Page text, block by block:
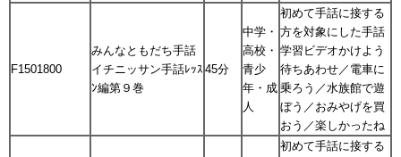
F1501800
みんなともだち手話
イチニッサン手話ﾚｯｽ
ﾝ編第９巻
45分
中学・
高校・
青少
年・成
人
初めて手話に接する
方を対象にした手話
学習ビデオかけよう
待ちあわせ／電車に
乗ろう／水族館で遊
ぼう／おみやげを買
おう／楽しかったね
初めて手話に接する